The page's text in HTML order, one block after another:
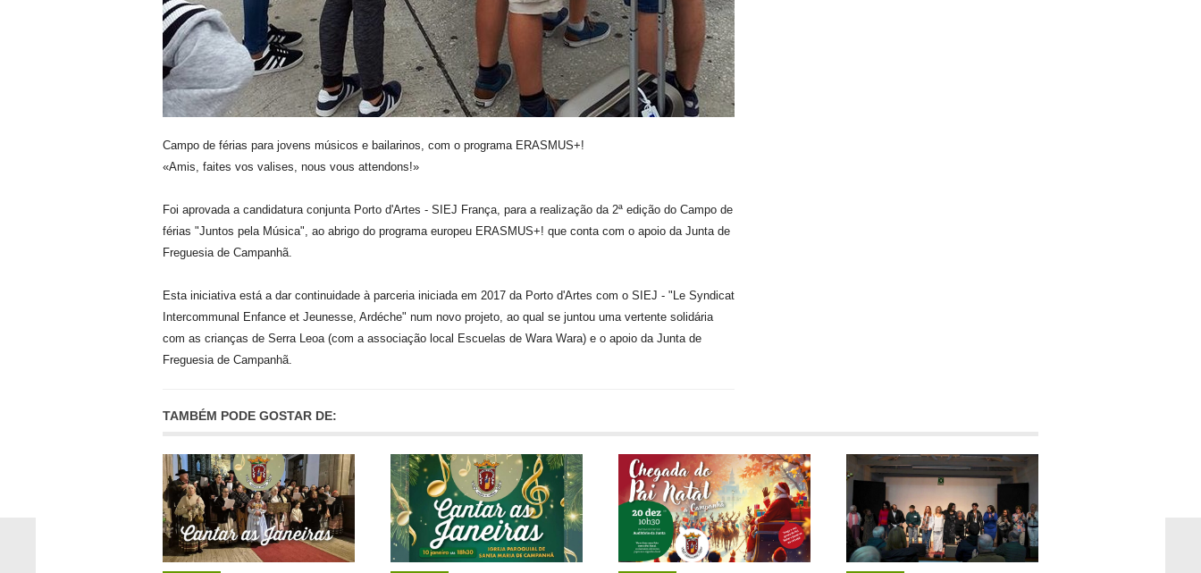
Campo de férias para jovens músicos e bailarinos, com o programa ERASMUS+!
«Amis, faites vos valises, nous vous attendons!»
Foi aprovada a candidatura conjunta Porto d'Artes - SIEJ França, para a realização da 2ª edição do Campo de
férias "Juntos pela Música", ao abrigo do programa europeu ERASMUS+! que conta com o apoio da Junta de
Freguesia de Campanhã.
Esta iniciativa está a dar continuidade à parceria iniciada em 2017 da Porto d'Artes com o SIEJ - "Le Syndicat
Intercommunal Enfance et Jeunesse, Ardéche" num novo projeto, ao qual se juntou uma vertente solidária
com as crianças de Serra Leoa (com a associação local Escuelas de Wara Wara) e o apoio da Junta de
Freguesia de Campanhã.
TAMBÉM PODE GOSTAR DE: